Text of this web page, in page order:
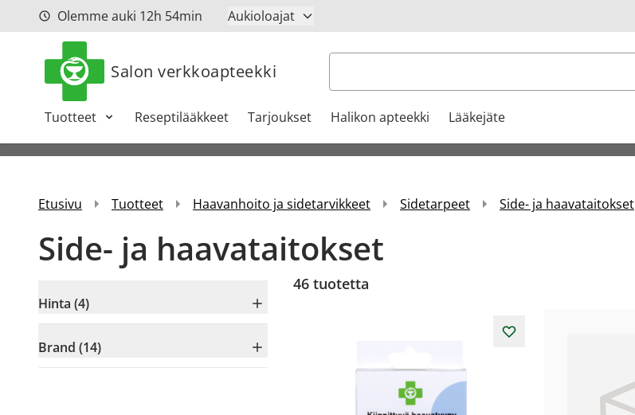
Siirry sisältöönOlemme auki 12h 54min Aukioloajat
Salon verkkoapteekki Haku
Tuotteet Reseptilääkkeet Tarjoukset Halikon apteekki Lääkejäte
Etusivu Tuotteet Haavanhoito ja sidetarvikkeet Sidetarpeet Side- ja haavataitokset
Side- ja haavataitokset
Hinta (4)
Brand (14)
46 tuotetta